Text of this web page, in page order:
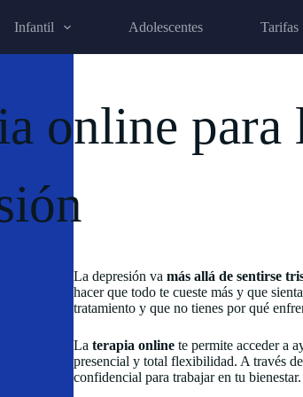
Infantil Adolescentes Tarifas
online para
La depresión va más allá de sentirse
hacer que todo te cueste más y que
tratamiento y que no tienes por qué
La terapia onlinete permite acceder a
presencial y total flexibilidad. A través
confidencial para trabajar en tu bienestar.